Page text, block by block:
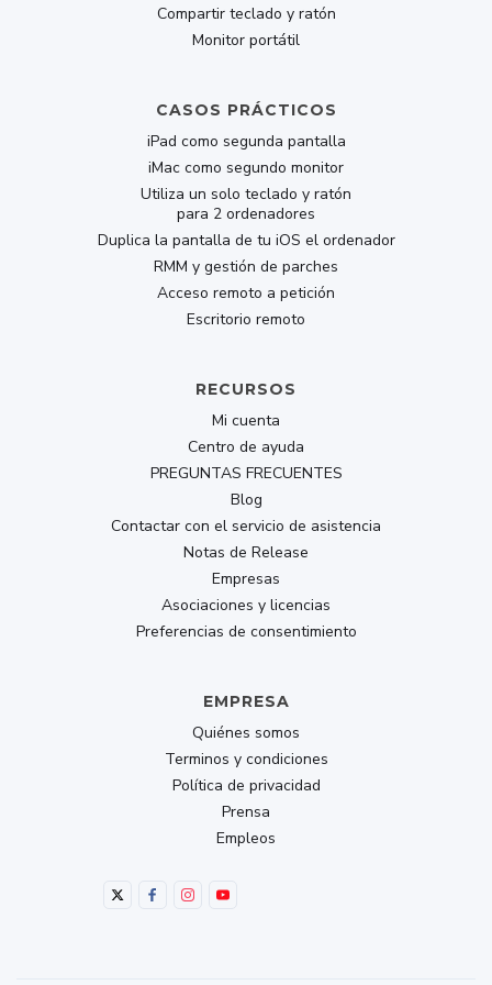
DUET PRO
All second-display & graphics-tablet features,
plus:
Ultimate Remote Desktop app
Designed for professionals
Mirror iOS To Mac or PC
Connect at Login Screen
Buy Now
$299$ 209.30
DUET BUSINESS
Everything in Pro
Multi-user licensing and management
Compartir teclado y ratón
Monitor portátil
CASOS PRÁCTICOS
iPad como segunda pantalla
iMac como segundo monitor
Utiliza un solo teclado y ratón
para 2 ordenadores
Duplica la pantalla de tu iOS el ordenador
RMM y gestión de parches
Acceso remoto a petición
Escritorio remoto
RECURSOS
Mi cuenta
Centro de ayuda
PREGUNTAS FRECUENTES
Blog
Contactar con el servicio de asistencia
Notas de Release
Empresas
Asociaciones y licencias
Preferencias de consentimiento
EMPRESA
Quiénes somos
Terminos y condiciones
Política de privacidad
Prensa
Empleos